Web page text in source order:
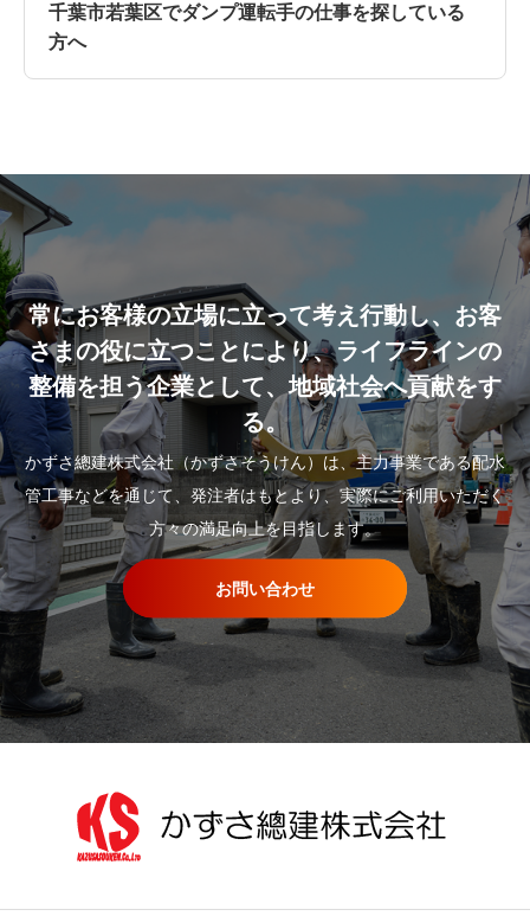
千葉市若葉区でダンプ運転手の仕事を探している
方へ
常にお客様の立場に立って考え行動し、お客
さまの役に立つことにより、ライフラインの
整備を担う企業として、地域社会へ貢献をす
る。
かずさ總建株式会社（かずさそうけん）は、主力事業である配水
管工事などを通じて、発注者はもとより、実際にご利用いただく
方々の満足向上を目指します。
お問い合わせ